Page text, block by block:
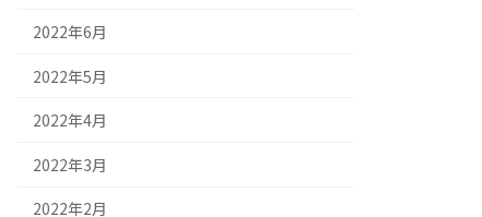
2022年6月
2022年5月
2022年4月
2022年3月
2022年2月